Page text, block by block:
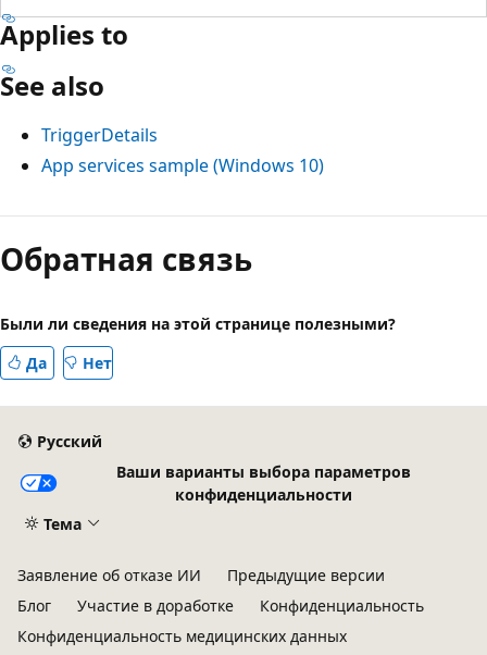
Applies to
See also
TriggerDetails
App services sample (Windows 10)
Режим
чтения
выключен
Обратная связь
Были ли сведения на этой странице полезными?
Да
Нет
Русский
Ваши варианты выбора параметров
конфиденциальности
Тема
Заявление об отказе ИИ
Предыдущие версии
Блог
Участие в доработке
Конфиденциальность
Конфиденциальность медицинских данных